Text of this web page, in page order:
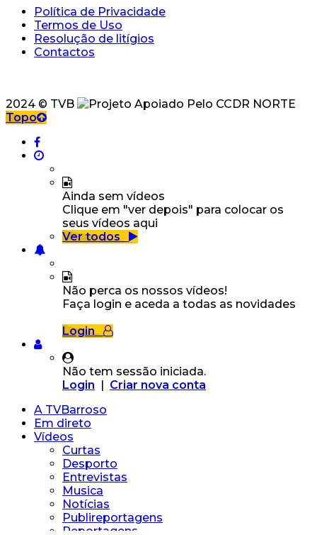
Política de Privacidade
Termos de Uso
Resolução de litígios
Contactos
2024 © TVB
Topo
Ainda sem vídeos
Clique em "ver depois" para colocar os
seus vídeos aqui
Ver todos
Não perca os nossos vídeos!
Faça login e aceda a todas as novidades
Login
Não tem sessão iniciada.
Login | Criar nova conta
A TVBarroso
Em direto
Vídeos
Curtas
Desporto
Entrevistas
Musica
Notícias
Publireportagens
Reportagens